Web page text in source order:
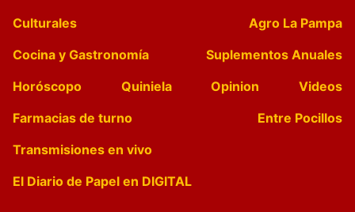
Culturales
Agro La Pampa
Cocina y Gastronomía
Suplementos Anuales
Horóscopo
Quiniela Opinion
Videos
Farmacias de turno
Entre Pocillos
Transmisiones en vivo
El Diario de Papel en DIGITAL